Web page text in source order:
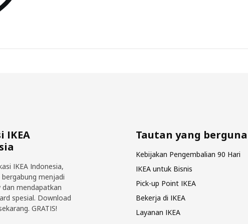
IKEA
IKEA Indonesia,
menjadi
dan mendapatkan
spesial. Download
GRATIS!
Tautan yang berguna
Kebijakan Pengembalian 90 Hari
IKEA untuk Bisnis
Pick-up Point IKEA
Bekerja di IKEA
Layanan IKEA